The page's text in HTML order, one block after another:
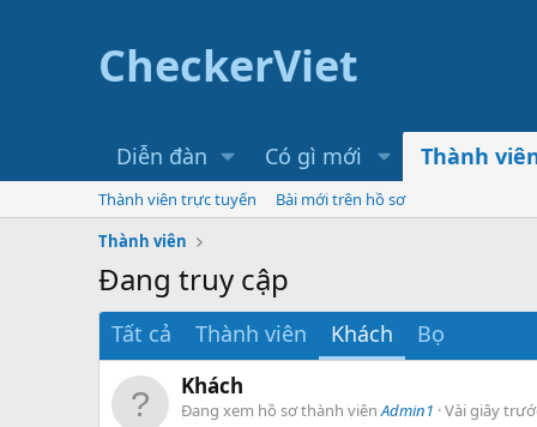
CheckerViet
Diễn đàn Có gì mới Thành
Thành viên trực tuyến
Bài mới trên hồ sơ
Thành viên
Đang truy cập
Tất cả Thành viên Khách Bọ
Khách
Đang xem hồ sơ thành viênAdmin1 Vài giây